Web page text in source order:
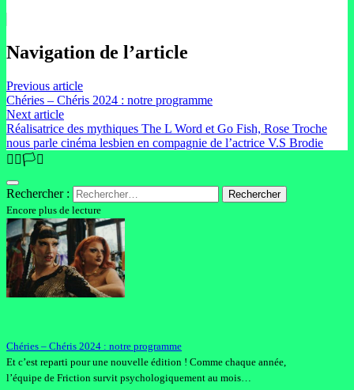
Navigation de l’article
Previous article
Chéries – Chéris 2024 : notre programme
Next article
Réalisatrice des mythiques The L Word et Go Fish, Rose Troche
nous parle cinéma lesbien en compagnie de l’actrice V.S Brodie
🏳️‍🌈🏳️‍⚧️
Rechercher :
Encore plus de lecture
Chéries – Chéris 2024 : notre programme
Et c’est reparti pour une nouvelle édition ! Comme chaque année,
l’équipe de Friction survit psychologiquement au mois…